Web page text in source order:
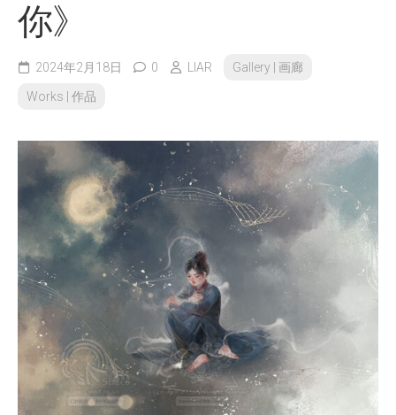
你》
2024年2月18日 0 LIAR Gallery | 画廊
Works | 作品